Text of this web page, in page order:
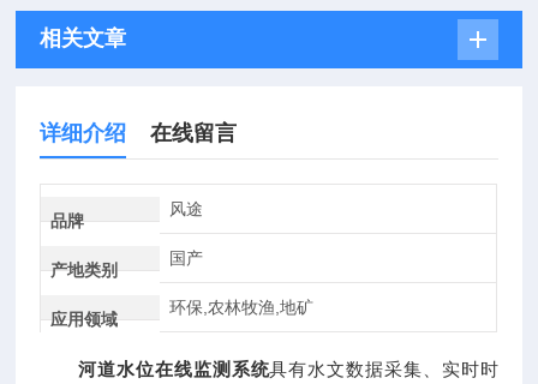
相关文章
详细介绍 在线留言
品牌
风途
产地类别
国产
应用领域
环保,农林牧渔,地矿
河道水位在线监测系统具有水文数据采集、实时时